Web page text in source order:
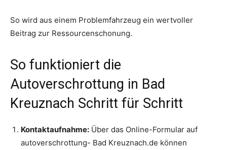
So wird aus einem Problemfahrzeug ein wertvoller
Beitrag zur Ressourcenschonung.
So funktioniert die
Autoverschrottung in Bad
Kreuznach Schritt für Schritt
Kontaktaufnahme: Über das Online-Formular auf
autoverschrottung- Bad Kreuznach.de können